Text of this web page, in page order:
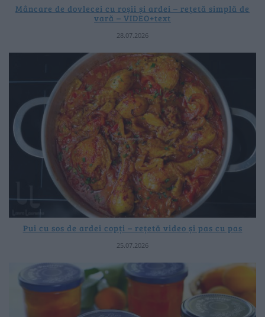
Mâncare de dovlecei cu roșii și ardei – rețetă simplă de
vară – VIDEO+text
28.07.2026
Pui cu sos de ardei copți – rețetă video și pas cu pas
25.07.2026